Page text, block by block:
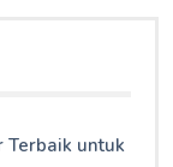
Terbaik untuk